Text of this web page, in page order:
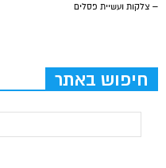
– צלקות ועשיית פסלים
חיפוש באתר